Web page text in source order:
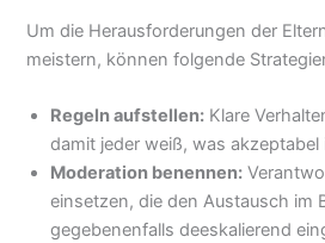
Um die Herausforderungen der
meistern, können folgende
Regeln aufstellen: Klare
damit jeder weiß, was akzeptabel
Moderation benennen:
einsetzen, die den Austausch im
gegebenenfalls deeskalierend